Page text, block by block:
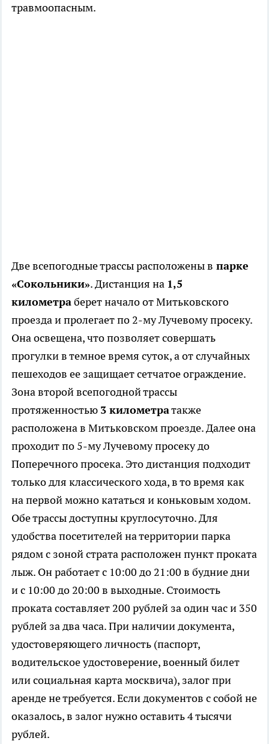
травмоопасным.
Две всепогодные трассы расположены в парке
«Сокольники». Дистанция на 1,5
километраберет начало от Митьковского
проезда и пролегает по 2-му Лучевому просеку.
Она освещена, что позволяет совершать
прогулки в темное время суток, а от случайных
пешеходов ее защищает сетчатое ограждение.
Зона второй всепогодной трассы
протяженностью 3 километратакже
расположена в Митьковском проезде. Далее она
проходит по 5-му Лучевому просеку до
Поперечного просека. Это дистанция подходит
только для классического хода, в то время как
на первой можно кататься и коньковым ходом.
Обе трассы доступны круглосуточно. Для
удобства посетителей на территории парка
рядом с зоной страта расположен пункт проката
лыж. Он работает с 10:00 до 21:00 в будние дни
и с 10:00 до 20:00 в выходные. Стоимость
проката составляет 200 рублей за один час и 350
рублей за два часа. При наличии документа,
удостоверяющего личность (паспорт,
водительское удостоверение, военный билет
или социальная карта москвича), залог при
аренде не требуется. Если документов с собой не
оказалось, в залог нужно оставить 4 тысячи
рублей.